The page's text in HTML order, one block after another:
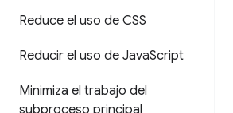
Reduce el uso de CSS
Reducir el uso de JavaScript
Minimiza el trabajo del
subproceso principal